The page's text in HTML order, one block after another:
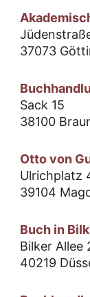
37073
Sack 15
38100
Otto von
Ulrichplatz
39104
Buch in
Bilker Allee
40219